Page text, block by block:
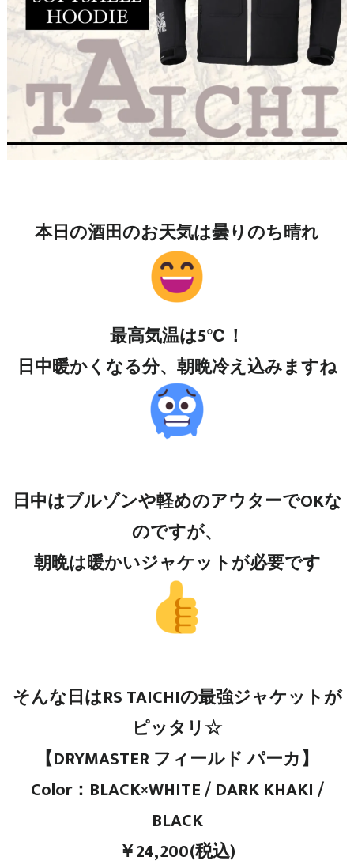
本日の酒田のお天気は曇りのち晴れ
最高気温は5℃！
日中暖かくなる分、朝晩冷え込みますね
日中はブルゾンや軽めのアウターでOKな
のですが、
朝晩は暖かいジャケットが必要です
そんな日はRS TAICHIの最強ジャケットが
ピッタリ☆
【DRYMASTER フィールド パーカ】
Color：BLACK×WHITE / DARK KHAKI /
BLACK
￥24,200(税込)